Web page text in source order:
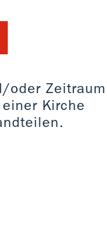
oder Zeitraum
Kirche